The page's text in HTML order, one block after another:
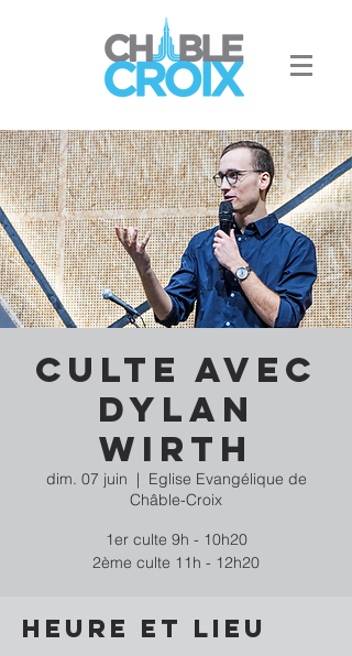
Culte avec
Dylan
Wirth
dim. 07 juin
  |
Eglise Evangélique de
Châble-Croix
1er culte 9h - 10h20
2ème culte 11h - 12h20
Heure et lieu